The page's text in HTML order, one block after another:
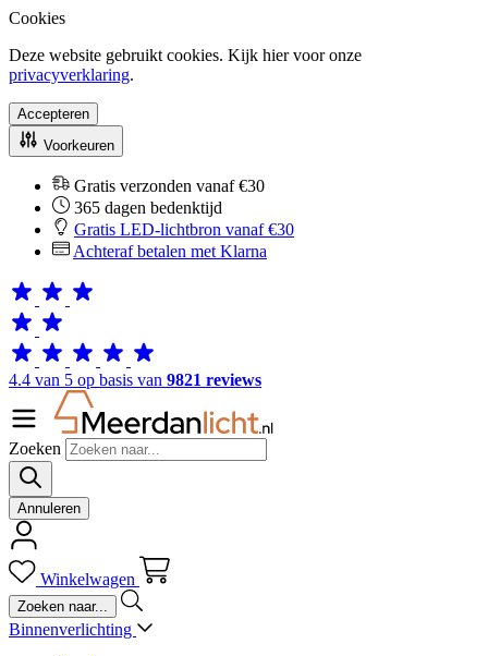
Cookies
Deze website gebruikt cookies. Kijk hier voor onze
privacyverklaring.
Accepteren
Voorkeuren
Gratis verzonden vanaf €30
365 dagen bedenktijd
Gratis LED-lichtbron vanaf €30
Achteraf betalen met Klarna
4.4 van 5 op basis van 9821 reviews
Zoeken
Annuleren
Winkelwagen
Binnenverlichting